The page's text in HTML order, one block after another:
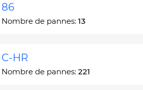
86
Nombre de pannes: 13
C-HR
Nombre de pannes: 221